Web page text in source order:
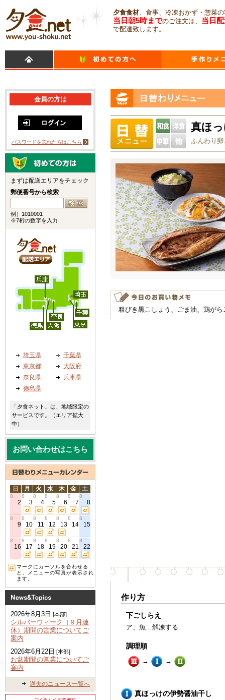
夕食食材、食事、冷凍おかず・惣菜
当日朝5時までのご注文は、 当日
で配達致します。
真ほ
ふんわり
粗びき黒こしょう、ごま油、鶏がら
作り方
下ごしらえ
ア、魚…解凍する
調理順
→ →
真ほっけの伊勢醤油干し
会員の方は
パスワードを忘れた方はこちら
まずは配送エリアをチェック
郵便番号から検索
例）1010001
※7桁の数字を入力
埼玉県
千葉県
東京都
大阪府
奈良県
兵庫県
徳島県
「夕食ネット」は、地域限定の
サービスです。（エリア拡大
中）
お問い合わせはこちら
日 月 火 水 木 金 土
8
2
8
3
8
4
8
5
8
6
8
7
8
8
8
9
8
10
8
11
8
12
8
13
8
14
8
15
8
16
8
17
8
18
8
19
8
20
8
21
8
22
マークにカーソルを合わせる
と、メニューの写真が表示され
ます。
2026年8月3日 [本部]
シルバーウィーク（９月連
休）期間の営業についてご
案内
2026年6月22日 [本部]
お盆期間の営業についてご
案内
過去のニュース一覧へ